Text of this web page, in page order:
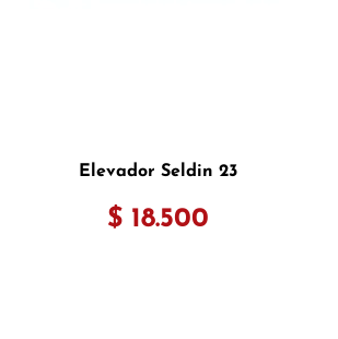
Elevador Seldin 23
$ 18.500